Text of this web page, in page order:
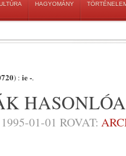
HAGYOMÁNY
) : ie -.
1995-01-01 ROVAT: